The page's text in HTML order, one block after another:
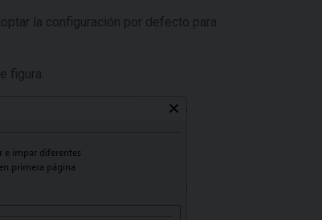
la configuración por defecto para
figura.